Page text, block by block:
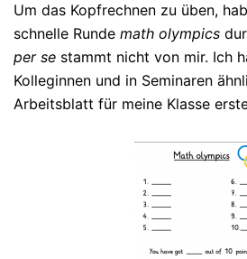
Um das Kopfrechnen zu üben,
schnelle Runde math olympics
per se stammt nicht von mir. Ich
Kolleginnen und in Seminaren
Arbeitsblatt für meine Klasse